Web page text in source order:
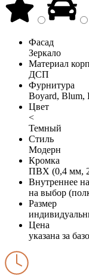
Фасад
Зеркало
Материал
ДСП
Фурнитура
Boyard, Blum,
Цвет
<
Темный
Стиль
Модерн
Кромка
ПВХ (0,4 мм,
Внутреннее
на выбор
Размер
Цена
указана за